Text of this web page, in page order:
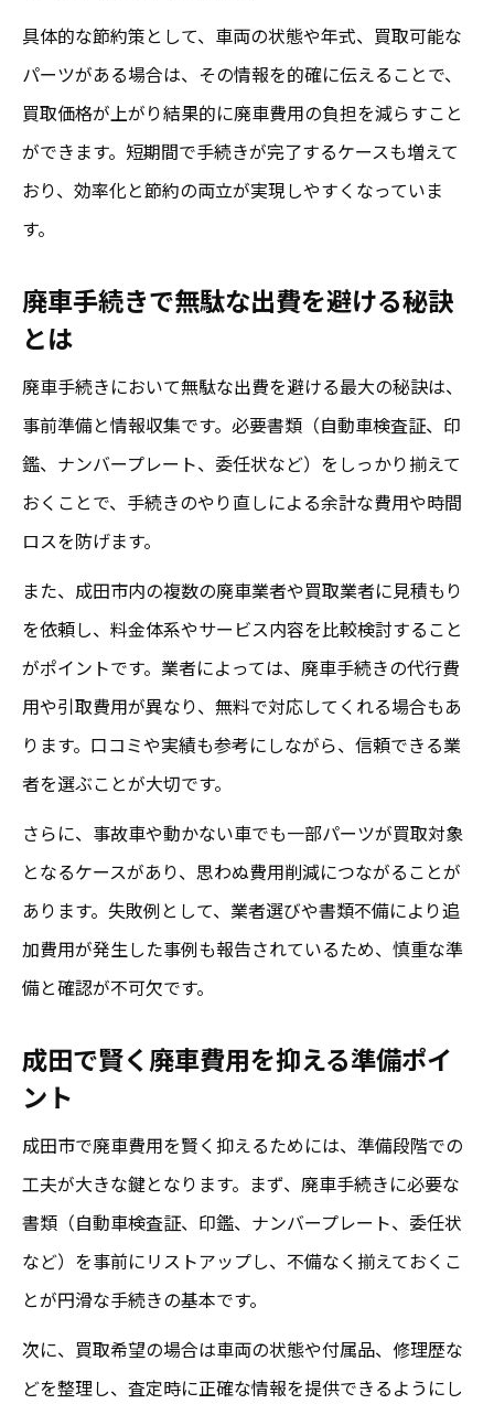
成田で手続きを簡略化するおすすめの手順
無駄な出費を防ぐ廃車のポイント
廃車にかかる費用を見直し出費を抑える方
術
無駄な出費を防ぐ成田での賢い廃車準備法
費用の内訳と買取の仕組みを解説
成田で廃車費用の内訳を分かりやすく解説
バイク廃車と買取の費用内訳を知るメリッ
ト
成田の廃車手続きで発生する主な費用項目
買取が廃車費用に与える仕組みと流れ
成田での廃車費用計算と買取活用ポイント
書類準備がスムーズな成田市の流れ
廃車手続きの書類を効率よく揃える方法
成田市での廃車申請時の書類準備の流れ
具体的な節約策として、車両の状態や年式、買取可能な
パーツがある場合は、その情報を的確に伝えることで、
買取価格が上がり結果的に廃車費用の負担を減らすこと
ができます。短期間で手続きが完了するケースも増えて
おり、効率化と節約の両立が実現しやすくなっていま
す。
廃車手続きで無駄な出費を避ける秘訣
とは
廃車手続きにおいて無駄な出費を避ける最大の秘訣は、
事前準備と情報収集です。必要書類（自動車検査証、印
鑑、ナンバープレート、委任状など）をしっかり揃えて
おくことで、手続きのやり直しによる余計な費用や時間
ロスを防げます。
また、成田市内の複数の廃車業者や買取業者に見積もり
を依頼し、料金体系やサービス内容を比較検討すること
がポイントです。業者によっては、廃車手続きの代行費
用や引取費用が異なり、無料で対応してくれる場合もあ
ります。口コミや実績も参考にしながら、信頼できる業
者を選ぶことが大切です。
さらに、事故車や動かない車でも一部パーツが買取対象
となるケースがあり、思わぬ費用削減につながることが
あります。失敗例として、業者選びや書類不備により追
加費用が発生した事例も報告されているため、慎重な準
備と確認が不可欠です。
成田で賢く廃車費用を抑える準備ポイ
ント
成田市で廃車費用を賢く抑えるためには、準備段階での
工夫が大きな鍵となります。まず、廃車手続きに必要な
書類（自動車検査証、印鑑、ナンバープレート、委任状
など）を事前にリストアップし、不備なく揃えておくこ
とが円滑な手続きの基本です。
次に、買取希望の場合は車両の状態や付属品、修理歴な
どを整理し、査定時に正確な情報を提供できるようにし